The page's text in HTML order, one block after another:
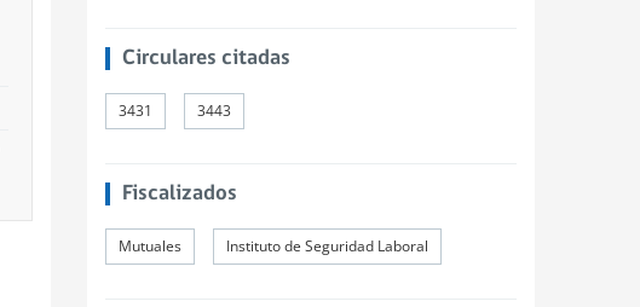
Circulares citadas
3431 3443
Fiscalizados
Mutuales Instituto de Seguridad Laboral